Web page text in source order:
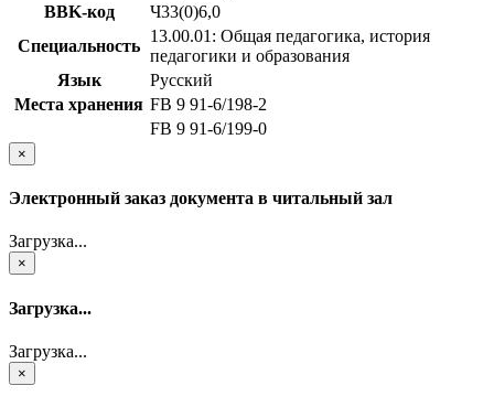
BBK-код
Ч33(0)6,0
Специальность
13.00.01: Общая педагогика, история
педагогики и образования
Язык
Русский
Места хранения FB 9 91-6/198-2
FB 9 91-6/199-0
×
Электронный заказ документа в читальный зал
Загрузка...
×
Загрузка...
Загрузка...
×